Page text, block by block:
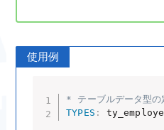
使用例
* テーブルデータ型の
TYPES :